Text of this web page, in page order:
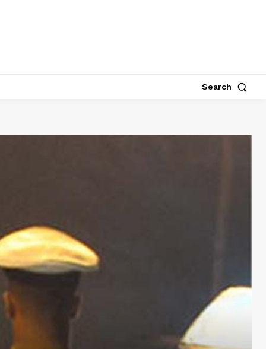
Search